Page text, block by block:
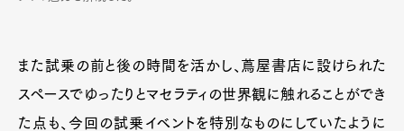
また試乗の前と後の時間を活かし、蔦屋書店に設けられた
スペースでゆったりとマセラティの世界観に触れることができ
た点も、今回の試乗イベントを特別なものにしていたように